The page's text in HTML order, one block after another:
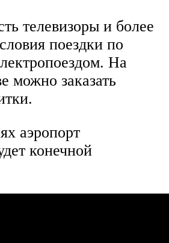
телевизоры и более
поездки по
На
можно заказать
аэропорт
конечной